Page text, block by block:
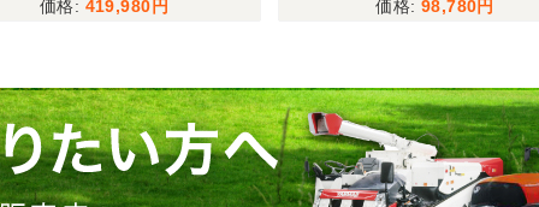
419,980 98,780